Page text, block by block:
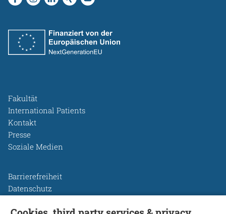
Fakultät
International Patients
Kontakt
Presse
Soziale Medien
Barrierefreiheit
Datenschutz